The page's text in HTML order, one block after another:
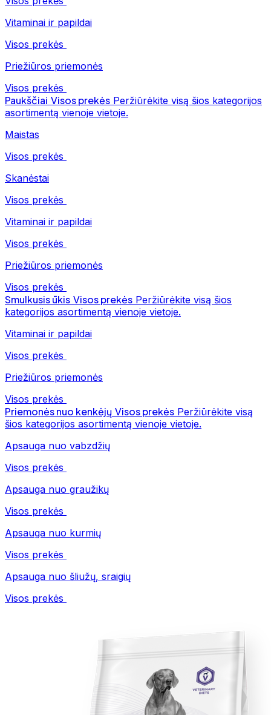
Vitaminai ir papildai
Visos prekės
Priežiūros priemonės
Visos prekės
Paukščiai Visos prekės Peržiūrėkite visą šios kategorijos
asortimentą vienoje vietoje.
Maistas
Visos prekės
Skanėstai
Visos prekės
Vitaminai ir papildai
Visos prekės
Priežiūros priemonės
Visos prekės
Smulkusis ūkis Visos prekės Peržiūrėkite visą šios
kategorijos asortimentą vienoje vietoje.
Vitaminai ir papildai
Visos prekės
Priežiūros priemonės
Visos prekės
Priemonės nuo kenkėjų Visos prekės Peržiūrėkite visą
šios kategorijos asortimentą vienoje vietoje.
Apsauga nuo vabzdžių
Visos prekės
Apsauga nuo graužikų
Visos prekės
Apsauga nuo kurmių
Visos prekės
Apsauga nuo šliužų, sraigių
Visos prekės